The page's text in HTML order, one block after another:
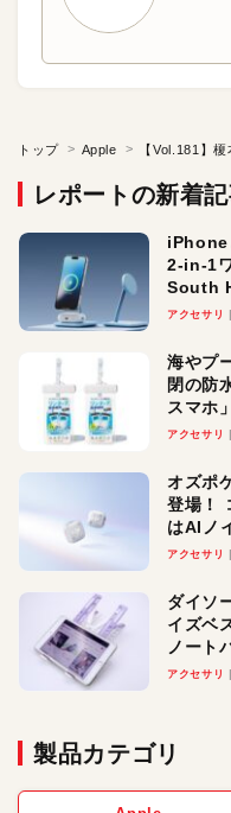
トップ Apple
レポートの新着
iPhone
2-in-1
South
ースで
アクセサリ
海やプ
閉の防
スマホ
アクセサリ
オズポ
登場！
はAIノ
アクセサリ
ダイソ
イズベ
ノート
べる楽
アクセサリ
製品カテゴリ